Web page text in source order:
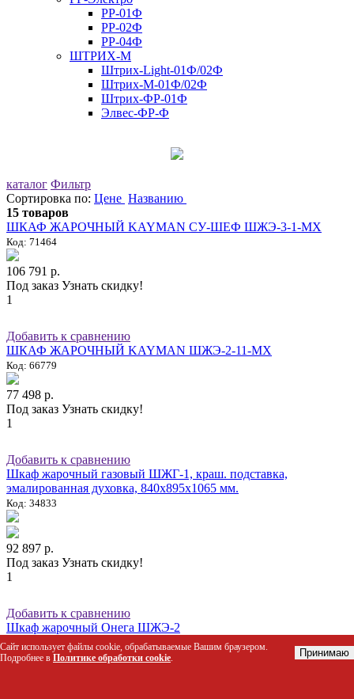
РР-01Ф
РР-02Ф
РР-04Ф
ШТРИХ-М
Штрих-Light-01Ф/02Ф
Штрих-М-01Ф/02Ф
Штрих-ФР-01Ф
Элвес-ФР-Ф
каталог Фильтр
Сортировка по: Цене Названию
15 товаров
ШКАФ ЖАРОЧНЫЙ KAYMAN СУ-ШЕФ ШЖЭ-3-1-МХ
Код: 71464
106 791 р.
Под заказ Узнать скидку!
1
Добавить к сравнению
ШКАФ ЖАРОЧНЫЙ KAYMAN ШЖЭ-2-11-МХ
Код: 66779
77 498 р.
Под заказ Узнать скидку!
1
Добавить к сравнению
Шкаф жарочный газовый ШЖГ-1, краш. подставка,
эмалированная духовка, 840х895х1065 мм.
Код: 34833
92 897 р.
Под заказ Узнать скидку!
1
Добавить к сравнению
Шкаф жарочный Онега ШЖЭ-2
Код: 71377
Сайт использует файлы cookie, обрабатываемые Вашим браузером.
Подробнее в Политике обработки cookie. Принимаю